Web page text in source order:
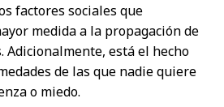
factores sociales que
medida a la propagación de
Adicionalmente, está el hecho
de las que nadie quiere
o miedo.